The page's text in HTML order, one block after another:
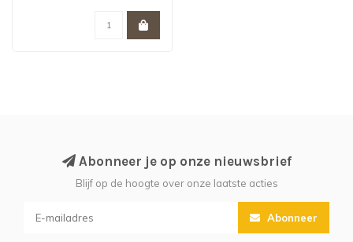
Abonneer je op onze nieuwsbrief
Blijf op de hoogte over onze laatste acties
Abonneer